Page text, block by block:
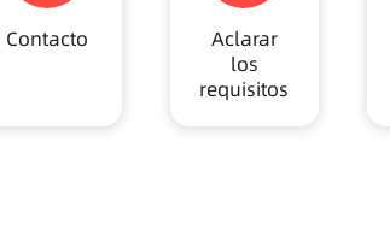
Contacto
Aclarar
los
requisitos